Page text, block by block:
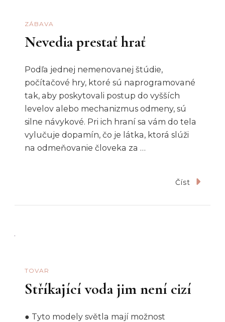
ZÁBAVA
Nevedia prestať hrať
Podľa jednej nemenovanej štúdie,
počítačové hry, ktoré sú naprogramované
tak, aby poskytovali postup do vyšších
levelov alebo mechanizmus odmeny, sú
silne návykové. Pri ich hraní sa vám do tela
vylučuje dopamín, čo je látka, ktorá slúži
na odmeňovanie človeka za …
Číst
TOVAR
Stříkající voda jim není cizí
● Tyto modely světla mají možnost